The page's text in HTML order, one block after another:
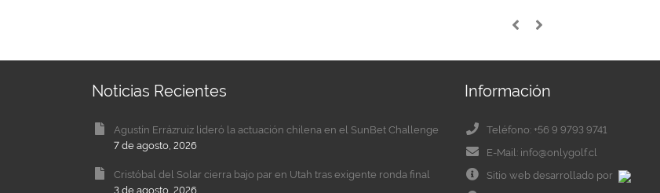
Noticias Recientes
Agustín Errázruiz lideró la actuación chilena en el SunBet Challenge
7 de agosto, 2026
Cristóbal del Solar cierra bajo par en Utah tras exigente ronda final
3 de agosto, 2026
Información
Teléfono: +56 9 9793 9741
E-Mail: info@onlygolf.cl
Sitio web desarrollado por